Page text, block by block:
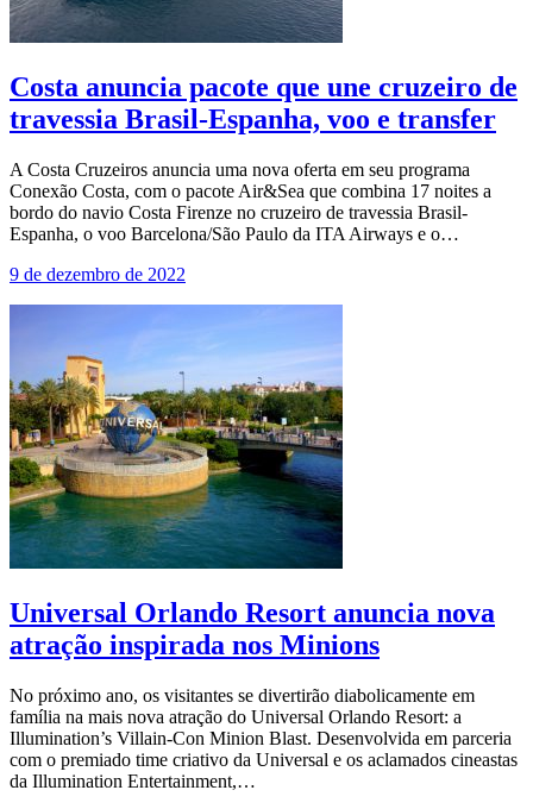
Costa anuncia pacote que une cruzeiro de
travessia Brasil-Espanha, voo e transfer
A Costa Cruzeiros anuncia uma nova oferta em seu programa
Conexão Costa, com o pacote Air&Sea que combina 17 noites a
bordo do navio Costa Firenze no cruzeiro de travessia Brasil-
Espanha, o voo Barcelona/São Paulo da ITA Airways e o…
9 de dezembro de 2022
Universal Orlando Resort anuncia nova
atração inspirada nos Minions
No próximo ano, os visitantes se divertirão diabolicamente em
família na mais nova atração do Universal Orlando Resort: a
Illumination’s Villain-Con Minion Blast. Desenvolvida em parceria
com o premiado time criativo da Universal e os aclamados cineastas
da Illumination Entertainment,…